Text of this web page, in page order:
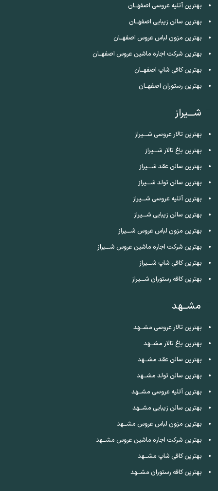
بهترین آتلیه عروسی اصفهــان
بهترین سالن زیبایی اصفهــان
بهترین مزون لباس عروس اصفهــان
بهترین شرکت اجاره ماشین عروس اصفهــان
بهترین کافی شاپ اصفهــان
بهترین رستوران اصفهــان
شـــیراز
بهترین تالار عروسی شـــیراز
بهترین باغ تالار شـــیراز
بهترین سالن عقد شـــیراز
بهترین سالن تولد شـــیراز
بهترین آتلیه عروسی شـــیراز
بهترین سالن زیبایی شـــیراز
بهترین مزون لباس عروس شـــیراز
بهترین شرکت اجاره ماشین عروس شـــیراز
بهترین کافی شاپ شـــیراز
بهترین کافه رستوران شـــیراز
مشــهد
بهترین تالار عروسی مشــهد
بهترین باغ تالار مشــهد
بهترین سالن عقد مشــهد
بهترین سالن تولد مشــهد
بهترین آتلیه عروسی مشــهد
بهترین سالن زیبایی مشــهد
بهترین مزون لباس عروس مشــهد
بهترین شرکت اجاره ماشین عروس مشــهد
بهترین کافی شاپ مشــهد
بهترین کافه رستوران مشــهد